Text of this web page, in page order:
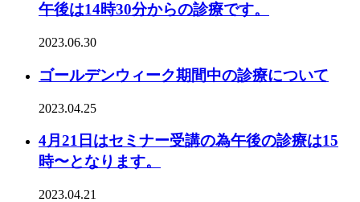
午後は14時30分からの診療です。
2023.06.30
ゴールデンウィーク期間中の診療について
2023.04.25
4月21日はセミナー受講の為午後の診療は15
時〜となります。
2023.04.21